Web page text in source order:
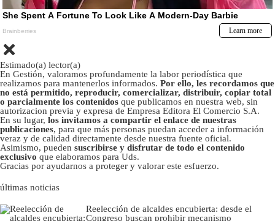
Estimado(a) lector(a)
En Gestión, valoramos profundamente la labor periodística que
realizamos para mantenerlos informados. Por ello, les recordamos que
no está permitido, reproducir, comercializar, distribuir, copiar total
o parcialmente los contenidos que publicamos en nuestra web, sin
autorizacion previa y expresa de Empresa Editora El Comercio S.A.
En su lugar, los invitamos a compartir el enlace de nuestras
publicaciones, para que más personas puedan acceder a información
veraz y de calidad directamente desde nuestra fuente oficial.
Asimismo, pueden suscribirse y disfrutar de todo el contenido
exclusivo que elaboramos para Uds.
Gracias por ayudarnos a proteger y valorar este esfuerzo.
últimas noticias
Reelección de alcaldes encubierta: desde el
Congreso buscan prohibir mecanismo